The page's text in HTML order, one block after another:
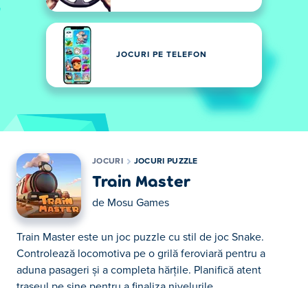
JOCURI PE TELEFON
JOCURI JOCURI PUZZLE
Train Master
de Mosu Games
Train Master este un joc puzzle cu stil de joc Snake.
Controlează locomotiva pe o grilă feroviară pentru a
aduna pasageri și a completa hărțile. Planifică atent